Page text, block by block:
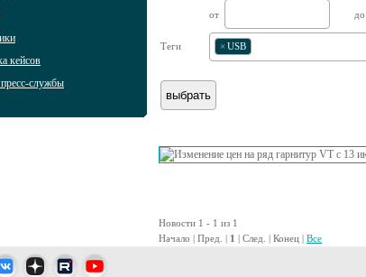
кейсов
службы
от до
Теги × USB
Новости 1 - 1 из 1
Начало | Пред. | 1 | След. | Конец | Все